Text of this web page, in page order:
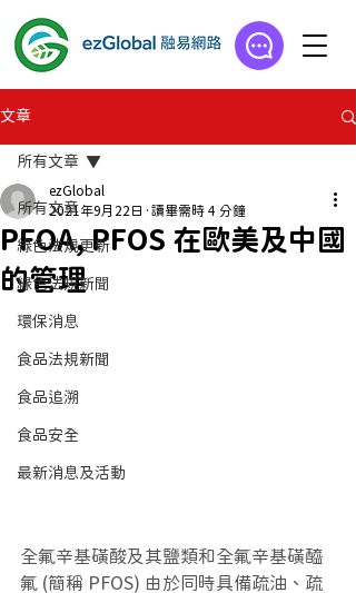
文章
所有文章
綠色法規更新
綠色法規新聞
環保消息
食品法規新聞
食品追溯
食品安全
最新消息及活動
所有文章
PFOA, PFOS 在歐美及中國
的管理
ezGlobal
2021年9月22日
讀畢需時 4 分鐘
全氟辛基磺酸及其鹽類和全氟辛基磺醯
氟 (簡稱 PFOS) 由於同時具備疏油、疏